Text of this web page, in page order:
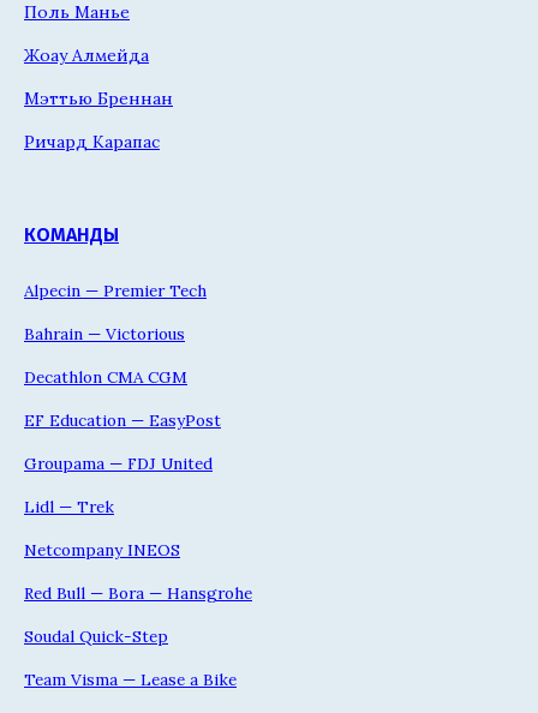
Поль Манье
Жоау Алмейда
Мэттью Бреннан
Ричард Карапас
КОМАНДЫ
Alpecin — Premier Tech
Bahrain — Victorious
Decathlon CMA CGM
EF Education — EasyPost
Groupama — FDJ United
Lidl — Trek
Netcompany INEOS
Red Bull — Bora — Hansgrohe
Soudal Quick-Step
Team Visma — Lease a Bike